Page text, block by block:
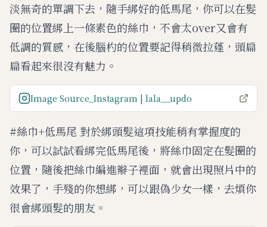
淡無奇的單調下去，隨手綁好的低馬尾，你可以在髮
圈的位置綁上一條素色的絲巾，不會太over又會有
低調的質感，在後腦杓的位置要記得稍微拉蓬，頭扁
扁看起來很沒有魅力。
Image Source_Instagram | lala__updo
#絲巾+低馬尾 對於綁頭髮這項技能稍有掌握度的
你，可以試試看綁完低馬尾後，將絲巾固定在髮圈的
位置，隨後把絲巾編進辮子裡面，就會出現照片中的
效果了，手殘的你想綁，可以跟偽少女一樣，去煩你
很會綁頭髮的朋友。